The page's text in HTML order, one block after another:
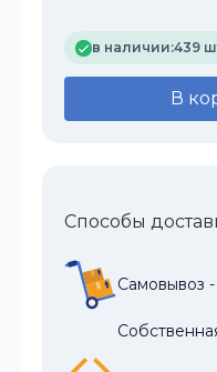
в наличии:439
В
Способы
Самовывоз